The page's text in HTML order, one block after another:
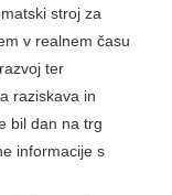
stroj za
v realnem času
ter
raziskava in
bil dan na trg
informacije s